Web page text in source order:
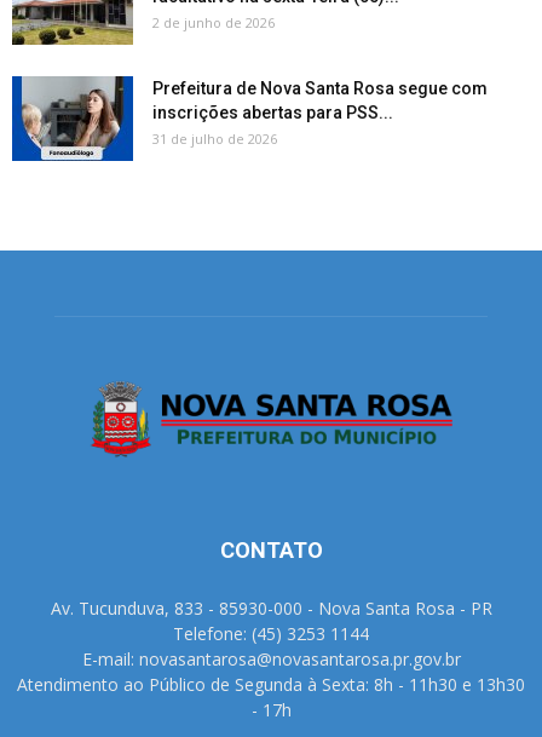
2 de junho de 2026
Prefeitura de Nova Santa Rosa segue com
inscrições abertas para PSS...
31 de julho de 2026
CONTATO
Av. Tucunduva, 833 - 85930-000 - Nova Santa Rosa - PR
Telefone: (45) 3253 1144
E-mail: novasantarosa@novasantarosa.pr.gov.br
Atendimento ao Público de Segunda à Sexta: 8h - 11h30 e 13h30
- 17h